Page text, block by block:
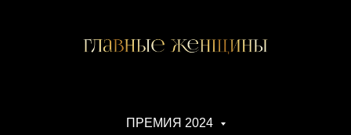
ПРЕМИЯ 2024